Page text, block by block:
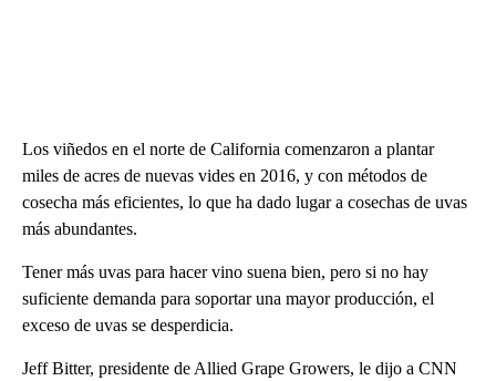
Los viñedos en el norte de California comenzaron a plantar
miles de acres de nuevas vides en 2016, y con métodos de
cosecha más eficientes, lo que ha dado lugar a cosechas de uvas
más abundantes.
Tener más uvas para hacer vino suena bien, pero si no hay
suficiente demanda para soportar una mayor producción, el
exceso de uvas se desperdicia.
Jeff Bitter, presidente de Allied Grape Growers, le dijo a CNN